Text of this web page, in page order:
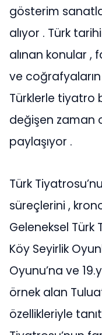
gösterim
alıyor . Türk
alınan konular ,
ve
Türklerle tiyatro
değişen zaman
paylaşıyor .
Türk
süreçlerini ,
Geleneksel Türk
Köy Seyirlik
Oyunu’na ve
örnek alan
özellikleriyle